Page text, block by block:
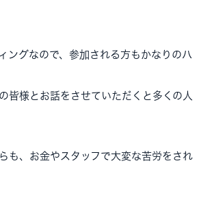
ングなので、参加される方もかなりのハ
皆様とお話をさせていただくと多くの人
も、お金やスタッフで大変な苦労をされ